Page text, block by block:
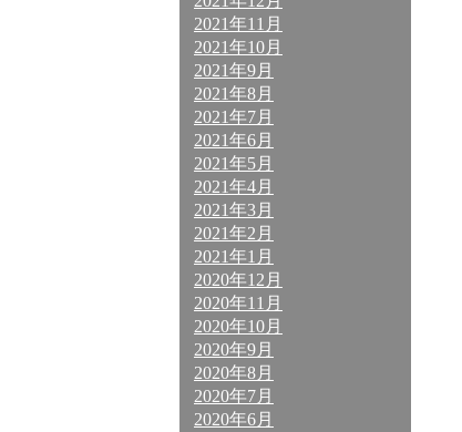
2021年11月
2021年10月
2021年9月
2021年8月
2021年7月
2021年6月
2021年5月
2021年4月
2021年3月
2021年2月
2021年1月
2020年12月
2020年11月
2020年10月
2020年9月
2020年8月
2020年7月
2020年6月